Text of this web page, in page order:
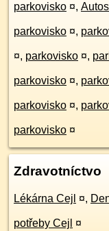
parkovisko ¤,
parkovisko ¤,
¤, parkovisko ¤,
parkovisko ¤,
parkovisko ¤,
parkovisko ¤
Zdravotníctvo
Lékárna Cejl ¤,
potřeby Cejl ¤